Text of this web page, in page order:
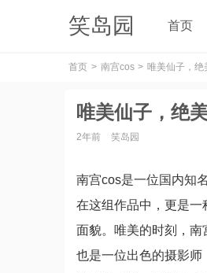
笑岛园 首页
首页 南宫cos 唯美仙子，绝
唯美仙子，绝
2年前 笑岛园
南宫cos是一位国内知
在这组作品中，更是一
面貌。唯美的时刻，
也是一位出色的摄影